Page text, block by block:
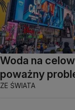
Woda na
poważny
ZE ŚWIATA